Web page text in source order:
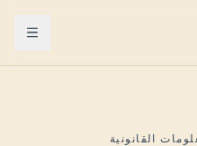
Menu
القانونية